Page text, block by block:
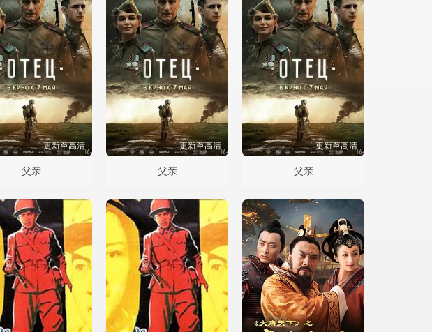
更新至高清
父亲
更新至高清
父亲
更新至高清
父亲